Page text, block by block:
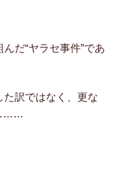
だ“ヤラセ事件”であ
た訳ではなく、更な